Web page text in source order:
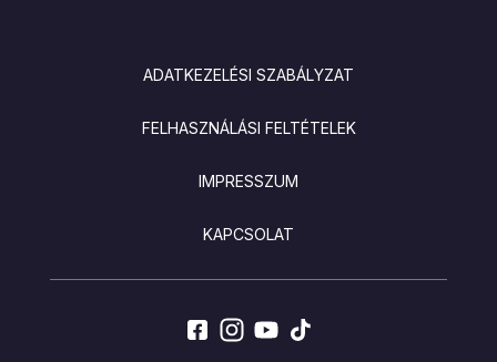
ADATKEZELÉSI SZABÁLYZAT
FELHASZNÁLÁSI FELTÉTELEK
IMPRESSZUM
KAPCSOLAT
SOCIALS